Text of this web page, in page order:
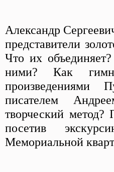
Александр
представители
Что их
ними? Как
произведениями
писателем
творческий
посетив
Мемориальной